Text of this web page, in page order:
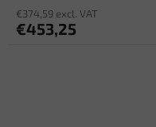
€374,59 excl. VAT
€453,25